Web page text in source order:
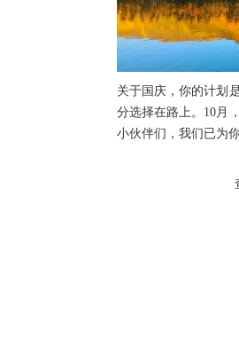
关于国庆，你的计划
分选择在路上。10月
小伙伴们，我们已为